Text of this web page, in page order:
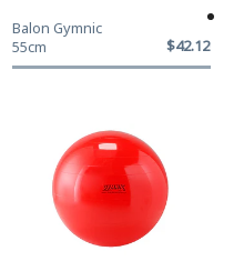
Balon Gymnic
55cm
$42.120